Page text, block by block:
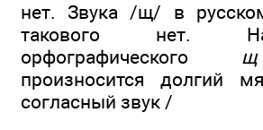
нет. Звука /щ/ в
такового нет.
орфографического щ
произносится долгий
согласный звук /